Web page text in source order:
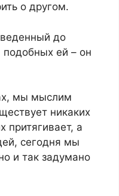
о другом.
до
ей – он
мы мыслим
никаких
притягивает, а
сегодня мы
и так задумано